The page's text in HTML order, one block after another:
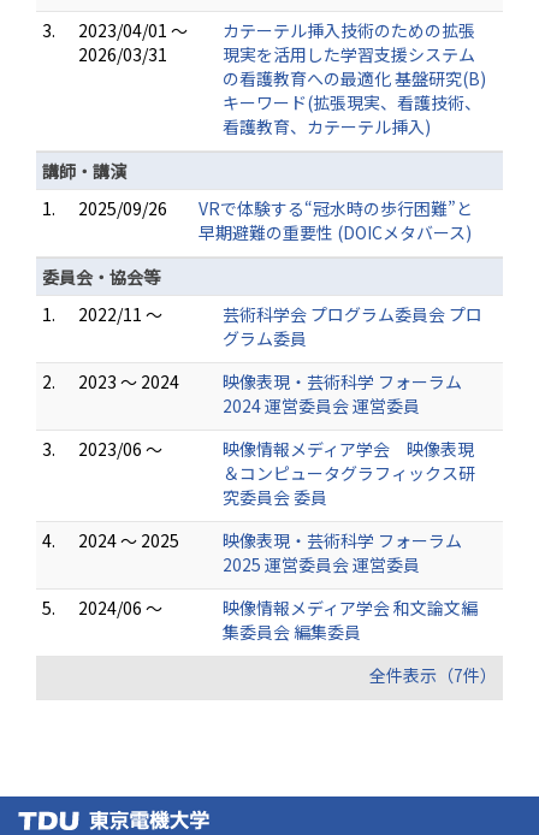
3.
2023/04/01 ～
2026/03/31
カテーテル挿入技術のための拡張
現実を活用した学習支援システム
の看護教育への最適化 基盤研究(B)
キーワード(拡張現実、看護技術、
看護教育、カテーテル挿入)
講師・講演
1.
2025/09/26
VRで体験する“冠水時の歩行困難”と
早期避難の重要性 (DOICメタバース)
委員会・協会等
1.
2022/11 ～
芸術科学会 プログラム委員会 プロ
グラム委員
2.
2023 ～ 2024
映像表現・芸術科学 フォーラム
2024 運営委員会 運営委員
3.
2023/06 ～
映像情報メディア学会 映像表現
＆コンピュータグラフィックス研
究委員会 委員
4.
2024 ～ 2025
映像表現・芸術科学 フォーラム
2025 運営委員会 運営委員
5.
2024/06 ～
映像情報メディア学会 和文論文編
集委員会 編集委員
全件表示（7件）